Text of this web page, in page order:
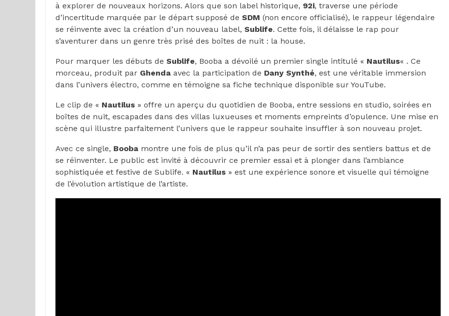
à explorer de nouveaux horizons. Alors que son label historique, 92i, traverse une période
d’incertitude marquée par le départ supposé de SDM (non encore officialisé), le rappeur légendaire
se réinvente avec la création d’un nouveau label, Sublife. Cette fois, il délaisse le rap pour
s’aventurer dans un genre très prisé des boîtes de nuit : la house.
Pour marquer les débuts de Sublife, Booba a dévoilé un premier single intitulé « Nautilus« . Ce
morceau, produit par Ghenda avec la participation de Dany Synthé, est une véritable immersion
dans l’univers électro, comme en témoigne sa fiche technique disponible sur YouTube.
Le clip de « Nautilus » offre un aperçu du quotidien de Booba, entre sessions en studio, soirées en
boîtes de nuit, escapades dans des villas luxueuses et moments empreints d’opulence. Une mise en
scène qui illustre parfaitement l’univers que le rappeur souhaite insuffler à son nouveau projet.
Avec ce single, Booba montre une fois de plus qu’il n’a pas peur de sortir des sentiers battus et de
se réinventer. Le public est invité à découvrir ce premier essai et à plonger dans l’ambiance
sophistiquée et festive de Sublife. « Nautilus » est une expérience sonore et visuelle qui témoigne
de l’évolution artistique de l’artiste.